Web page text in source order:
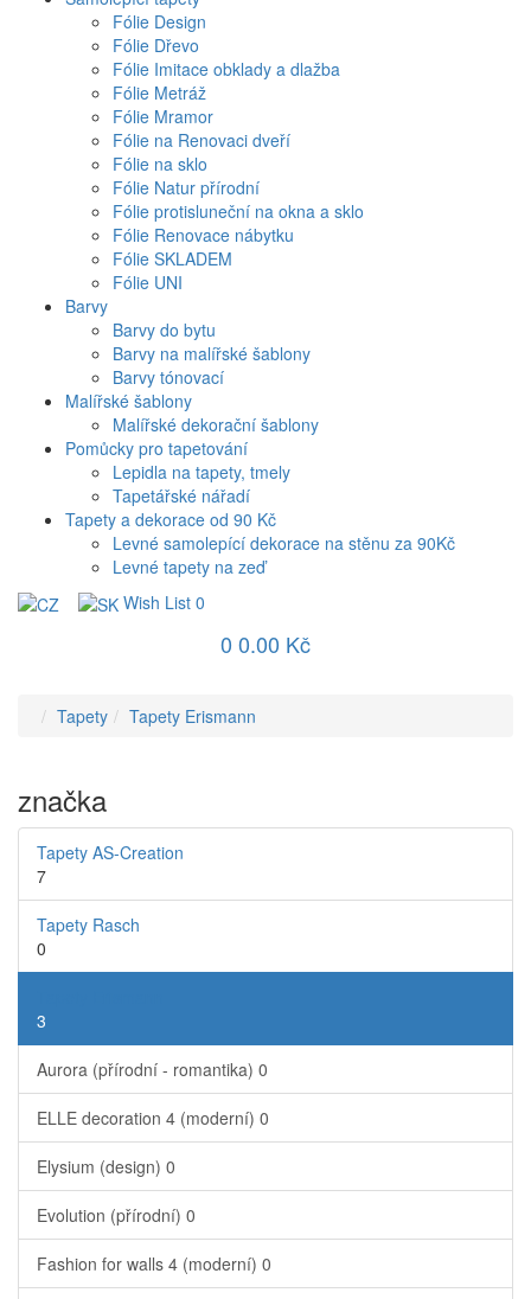
Fólie Design
Fólie Dřevo
Fólie Imitace obklady a dlažba
Fólie Metráž
Fólie Mramor
Fólie na Renovaci dveří
Fólie na sklo
Fólie Natur přírodní
Fólie protisluneční na okna a sklo
Fólie Renovace nábytku
Fólie SKLADEM
Fólie UNI
Barvy
Barvy do bytu
Barvy na malířské šablony
Barvy tónovací
Malířské šablony
Malířské dekorační šablony
Pomůcky pro tapetování
Lepidla na tapety, tmely
Tapetářské nářadí
Tapety a dekorace od 90 Kč
Levné samolepící dekorace na stěnu za 90Kč
Levné tapety na zeď
Wish List 0
0 0.00 Kč
Tapety Tapety Erismann
značka
Tapety AS-Creation
7
Tapety Rasch
0
3
Aurora (přírodní - romantika) 0
ELLE decoration 4 (moderní) 0
Elysium (design) 0
Evolution (přírodní) 0
Fashion for walls 4 (moderní) 0